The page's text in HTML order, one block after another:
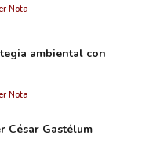
Nota
ambiental con
Nota
César Gastélum